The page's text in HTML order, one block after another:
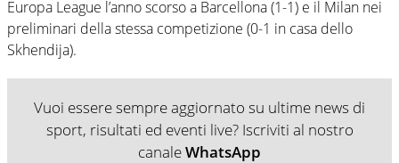
Europa League l’anno scorso a Barcellona (1-1) e il Milan nei
preliminari della stessa competizione (0-1 in casa dello
Skhendija).
Vuoi essere sempre aggiornato su ultime news di
sport, risultati ed eventi live? Iscriviti al nostro
canaleWhatsApp